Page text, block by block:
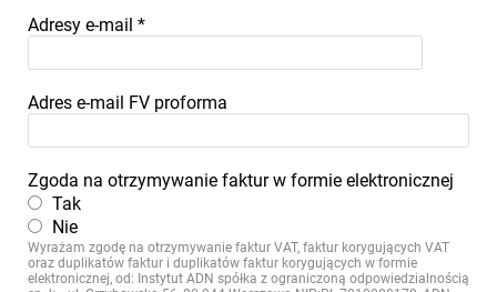
Adresy e-mail *
Adres e-mail FV proforma
Zgoda na otrzymywanie faktur w formie elektronicznej
Tak
Nie
Wyrażam zgodę na otrzymywanie faktur VAT, faktur korygujących VAT
oraz duplikatów faktur i duplikatów faktur korygujących w formie
elektronicznej, od: Instytut ADN spółka z ograniczoną odpowiedzialnością